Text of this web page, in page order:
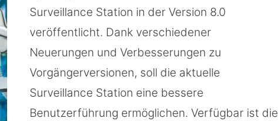
Surveillance Station in der Version 8.0
veröffentlicht. Dank verschiedener
Neuerungen und Verbesserungen zu
Vorgängerversionen, soll die aktuelle
Surveillance Station eine bessere
Benutzerführung ermöglichen. Verfügbar ist die